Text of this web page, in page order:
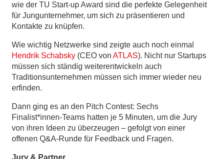
wie der TU Start-up Award sind die perfekte Gelegenheit
für Jungunternehmer, um sich zu präsentieren und
Kontakte zu knüpfen.
Wie wichtig Netzwerke sind zeigte auch noch einmal
Hendrik Schabsky (CEO von ATLAS). Nicht nur Startups
müssen sich ständig weiterentwickeln auch
Traditionsunternehmen müssen sich immer wieder neu
erfinden.
Dann ging es an den Pitch Contest: Sechs
Finalist*innen-Teams hatten je 5 Minuten, um die Jury
von ihren Ideen zu überzeugen – gefolgt von einer
offenen Q&A-Runde für Feedback und Fragen.